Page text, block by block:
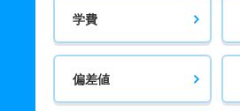
学費
偏差値